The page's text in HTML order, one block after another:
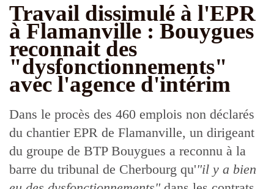
Travail dissimulé à l'EPR
à Flamanville : Bouygues
reconnait des
"dysfonctionnements"
avec l'agence d'intérim
Dans le procès des 460 emplois non déclarés
du chantier EPR de Flamanville, un dirigeant
du groupe de BTP Bouygues a reconnu à la
barre du tribunal de Cherbourg qu'"il y a bien